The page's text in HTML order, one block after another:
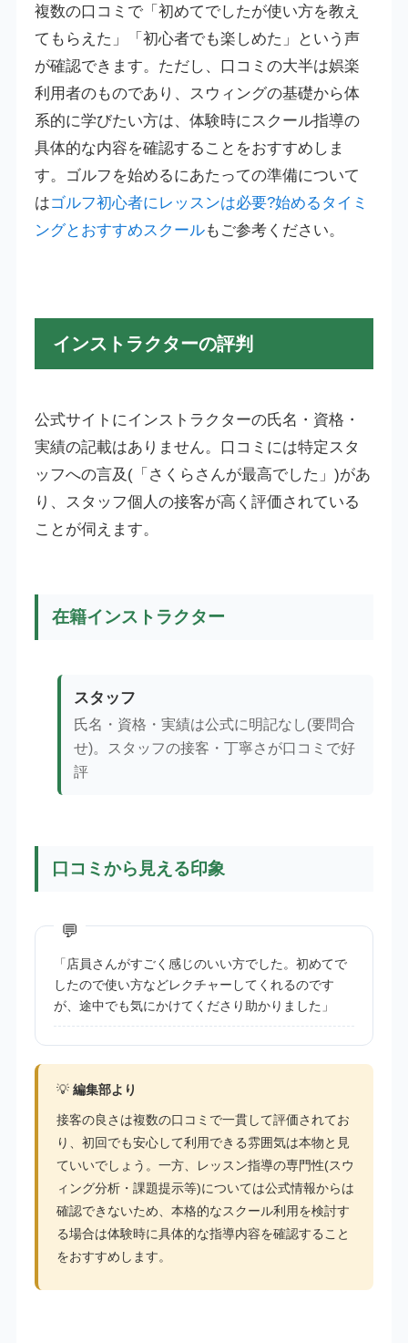
複数の口コミで「初めてでしたが使い方を教え
てもらえた」「初心者でも楽しめた」という声
が確認できます。ただし、口コミの大半は娯楽
利用者のものであり、スウィングの基礎から体
系的に学びたい方は、体験時にスクール指導の
具体的な内容を確認することをおすすめしま
す。ゴルフを始めるにあたっての準備について
はゴルフ初心者にレッスンは必要?始めるタイミ
ングとおすすめスクールもご参考ください。
インストラクターの評判
公式サイトにインストラクターの氏名・資格・
実績の記載はありません。口コミには特定スタ
ッフへの言及(「さくらさんが最高でした」)があ
り、スタッフ個人の接客が高く評価されている
ことが伺えます。
在籍インストラクター
スタッフ
氏名・資格・実績は公式に明記なし(要問合
せ)。スタッフの接客・丁寧さが口コミで好
評
口コミから見える印象
「店員さんがすごく感じのいい方でした。初めてで
したので使い方などレクチャーしてくれるのです
が、途中でも気にかけてくださり助かりました」
💡 編集部より
接客の良さは複数の口コミで一貫して評価されてお
り、初回でも安心して利用できる雰囲気は本物と見
ていいでしょう。一方、レッスン指導の専門性(スウ
ィング分析・課題提示等)については公式情報からは
確認できないため、本格的なスクール利用を検討す
る場合は体験時に具体的な指導内容を確認すること
をおすすめします。